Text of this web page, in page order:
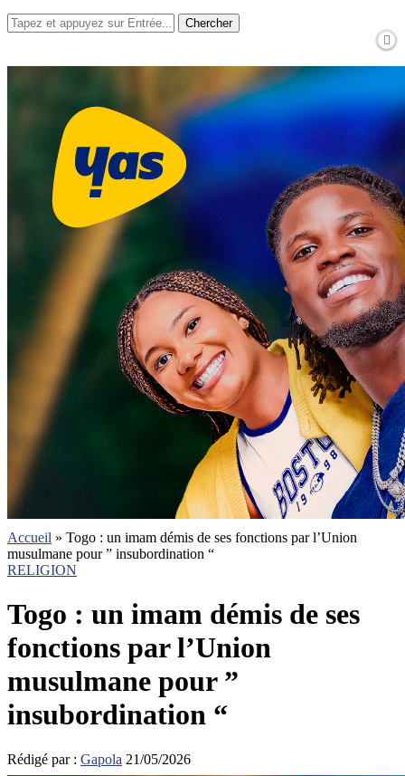
Chercher
Accueil » Togo : un imam démis de ses fonctions par l’Union
musulmane pour ” insubordination “
RELIGION
Togo : un imam démis de ses
fonctions par l’Union
musulmane pour ”
insubordination “
Rédigé par : Gapola 21/05/2026